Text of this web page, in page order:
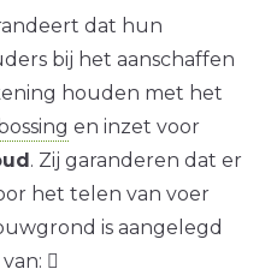
dat hun
bij het aanschaffen
houden met het
en inzet voor
. Zij garanderen dat er
het telen van voer
is aangelegd